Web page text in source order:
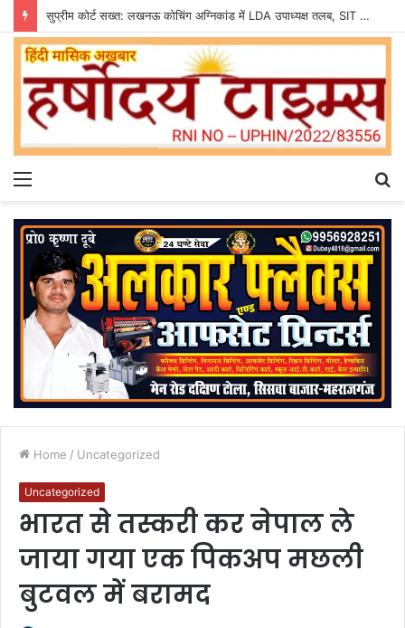
सुप्रीम कोर्ट सख्त: लखनऊ कोचिंग अग्निकांड में LDA उपाध्यक्ष तलब, SIT से मांगी सीलबंद रिपोर्ट
Menu
Home / Uncategorized
Uncategorized
भारत से तस्करी कर नेपाल ले
जाया गया एक पिकअप मछली
बुटवल में बरामद